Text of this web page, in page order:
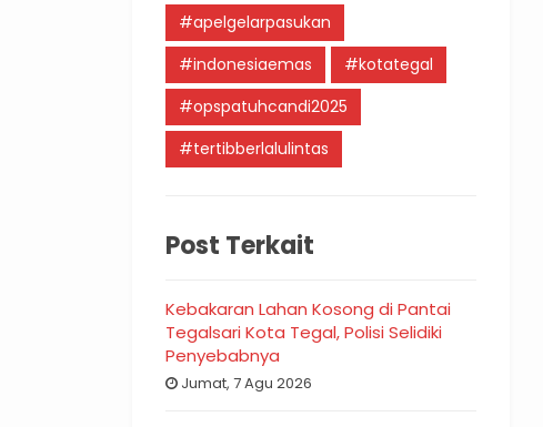
#apelgelarpasukan
#indonesiaemas
#kotategal
#opspatuhcandi2025
#tertibberlalulintas
Post Terkait
Kebakaran Lahan Kosong di Pantai
Tegalsari Kota Tegal, Polisi Selidiki
Penyebabnya
Jumat, 7 Agu 2026